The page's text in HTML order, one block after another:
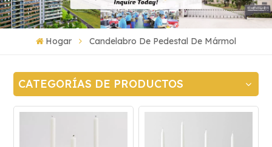
Hogar Candelabro De Pedestal De Mármol
CATEGORÍAS DE PRODUCTOS